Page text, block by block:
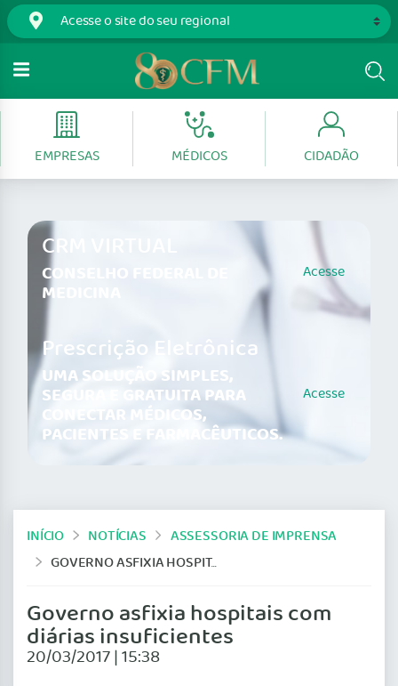
EMPRESAS MÉDICOS CIDADÃO
CRM VIRTUAL
CONSELHO FEDERAL DE
MEDICINA
Acesse
Prescrição Eletrônica
UMA SOLUÇÃO SIMPLES,
SEGURA E GRATUITA PARA
CONECTAR MÉDICOS,
PACIENTES E FARMACÊUTICOS.
Acesse
INÍCIO NOTÍCIAS
ASSESSORIA DE IMPRENSA
GOVERNO ASFIXIA HOSPITAIS COM DIÁRIAS INSUFICIENTES
Governo asfixia hospitais com
diárias insuficientes
20/03/2017 | 15:38